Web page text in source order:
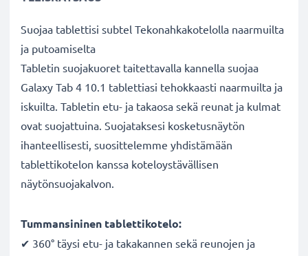
Suojaa tablettisi subtel Tekonahkakotelolla naarmuilta
ja putoamiselta
Tabletin suojakuoret taitettavalla kannella suojaa
Galaxy Tab 4 10.1 tablettiasi tehokkaasti naarmuilta ja
iskuilta. Tabletin etu- ja takaosa sekä reunat ja kulmat
ovat suojattuina. Suojataksesi kosketusnäytön
ihanteellisesti, suosittelemme yhdistämään
tablettikotelon kanssa koteloystävällisen
näytönsuojakalvon.
Tummansininen tablettikotelo:
✔ 360° täysi etu- ja takakannen sekä reunojen ja